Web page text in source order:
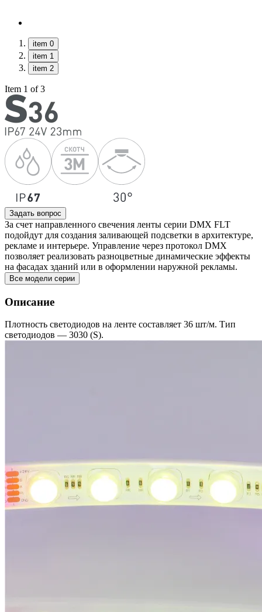
item 0
item 1
item 2
Item 1 of 3
Задать вопрос
За счет направленного свечения ленты серии DMX FLT
подойдут для создания заливающей подсветки в архитектуре,
рекламе и интерьере. Управление через протокол DMX
позволяет реализовать разноцветные динамические эффекты
на фасадах зданий или в оформлении наружной рекламы.
Все модели серии
Описание
Плотность светодиодов на ленте составляет 36 шт/м. Тип
светодиодов — 3030 (S).